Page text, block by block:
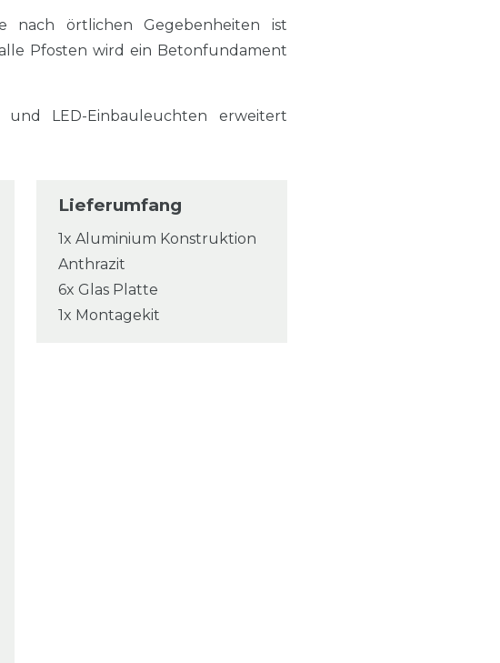
nach örtlichen Gegebenheiten ist
Pfosten wird ein Betonfundament
und LED-Einbauleuchten erweitert
Lieferumfang
1x Aluminium Konstruktion
Anthrazit
6x Glas Platte
1x Montagekit